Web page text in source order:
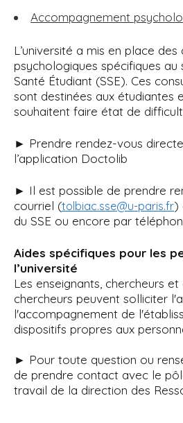
Accompagnement
L’université a mis en place
psychologiques spécifiques au
Santé Étudiant (SSE). Ces
sont destinées aux étudiantes
souhaitent faire état de
► Prendre rendez-vous
l’application Doctolib
► Il est possible de prendre
courriel (tolbiac.sse@u-paris.fr)
du SSE ou encore par
Aides spécifiques pour les
l’université
Les enseignants, chercheurs
chercheurs peuvent solliciter
l'accompagnement de
dispositifs propres aux
► Pour toute question ou
de prendre contact avec le
travail de la direction des